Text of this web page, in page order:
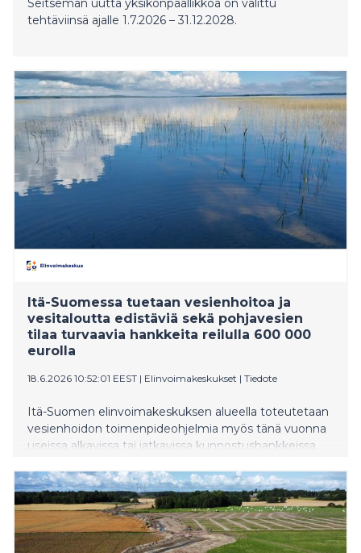
tehtäviinsä ajalle 1.7.2026 – 31.12.2028.
Itä-Suomessa tuetaan vesienhoitoa ja
vesitaloutta edistäviä sekä pohjavesien
tilaa turvaavia hankkeita reilulla 600 000
eurolla​
18.6.2026 10:52:01 EEST | Elinvoimakeskukset | Tiedote
Itä-Suomen elinvoimakeskuksen alueella toteutetaan
vesienhoidon toimenpideohjelmia myös tänä vuonna
useissa alkavissa tai jatkavissa kunnostushankkeissa.